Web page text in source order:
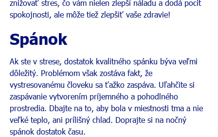
znižovať stres, čo vám nielen zlepší náladu a dodá pocit
spokojnosti, ale môže tiež zlepšiť vaše zdravie!
Spánok
Ak ste v strese, dostatok kvalitného spánku býva veľmi
dôležitý. Problémom však zostáva fakt, že
vystresovanému človeku sa ťažko zaspáva. Uľahčite si
zaspávanie vytvorením príjemného a pohodlného
prostredia. Dbajte na to, aby bola v miestnosti tma a nie
veľké teplo, ani prílišný chlad. Doprajte si na nočný
spánok dostatok času.